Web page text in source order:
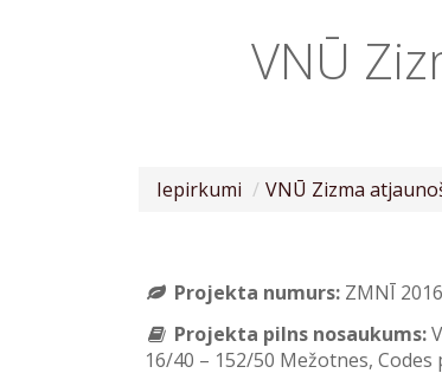
VNŪ
Iepirkumi VNŪ Zizma
Projekta numurs: ZMNĪ
Projekta pilns nosaukums:
16/40 – 152/50 Mežotnes,